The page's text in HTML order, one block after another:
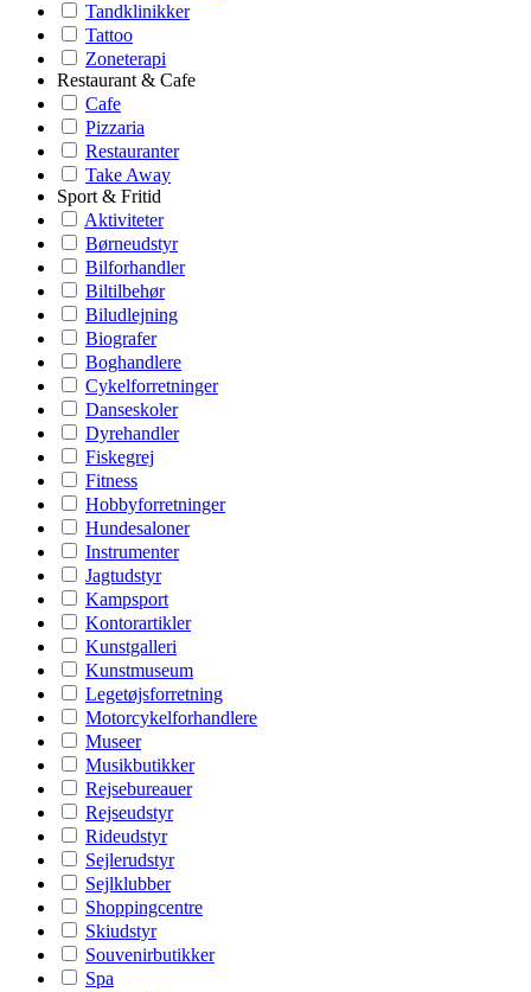
Tandklinikker
Tattoo
Zoneterapi
Restaurant & Cafe
Cafe
Pizzaria
Restauranter
Take Away
Sport & Fritid
Aktiviteter
Børneudstyr
Bilforhandler
Biltilbehør
Biludlejning
Biografer
Boghandlere
Cykelforretninger
Danseskoler
Dyrehandler
Fiskegrej
Fitness
Hobbyforretninger
Hundesaloner
Instrumenter
Jagtudstyr
Kampsport
Kontorartikler
Kunstgalleri
Kunstmuseum
Legetøjsforretning
Motorcykelforhandlere
Museer
Musikbutikker
Rejsebureauer
Rejseudstyr
Rideudstyr
Sejlerudstyr
Sejlklubber
Shoppingcentre
Skiudstyr
Souvenirbutikker
Spa